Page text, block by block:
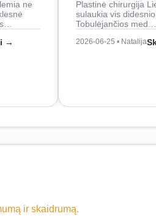
ne
→
Plastinė chirurgija
sulaukia vis
Tobulėjančios med…
2026-06-25 • Natalija
ir skaidrumą.